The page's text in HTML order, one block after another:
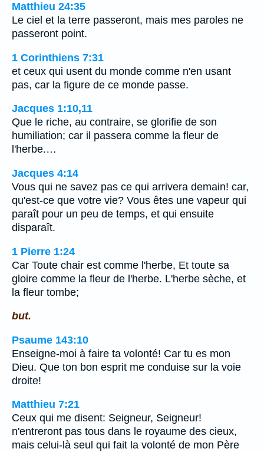
Matthieu 24:35
Le ciel et la terre passeront, mais mes paroles ne
passeront point.
1 Corinthiens 7:31
et ceux qui usent du monde comme n'en usant
pas, car la figure de ce monde passe.
Jacques 1:10,11
Que le riche, au contraire, se glorifie de son
humiliation; car il passera comme la fleur de
l'herbe.…
Jacques 4:14
Vous qui ne savez pas ce qui arrivera demain! car,
qu'est-ce que votre vie? Vous êtes une vapeur qui
paraît pour un peu de temps, et qui ensuite
disparaît.
1 Pierre 1:24
Car Toute chair est comme l'herbe, Et toute sa
gloire comme la fleur de l'herbe. L'herbe sèche, et
la fleur tombe;
but.
Psaume 143:10
Enseigne-moi à faire ta volonté! Car tu es mon
Dieu. Que ton bon esprit me conduise sur la voie
droite!
Matthieu 7:21
Ceux qui me disent: Seigneur, Seigneur!
n'entreront pas tous dans le royaume des cieux,
mais celui-là seul qui fait la volonté de mon Père